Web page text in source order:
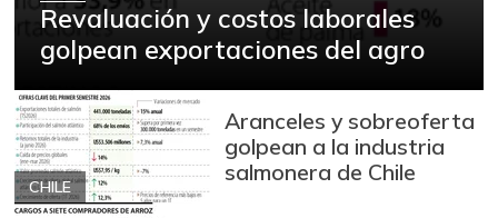
Revaluación y costos laborales
golpean exportaciones del agro
CHILE
Aranceles y sobreoferta
golpean a la industria
salmonera de Chile